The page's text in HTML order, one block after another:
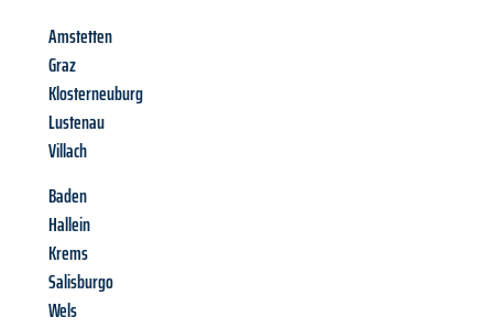
Amstetten
Graz
Klosterneuburg
Lustenau
Villach
Baden
Hallein
Krems
Salisburgo
Wels